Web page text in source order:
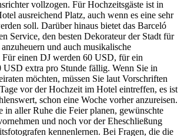
vollzogen. Für Hochzeitsgäste ist in
ausreichend Platz, auch wenn es eine sehr
soll. Darüber hinaus bietet das Barceló
Service, den besten Dekorateur der Stadt für
und auch musikalische
einen DJ werden 60 USD, für ein
extra pro Stunde fällig. Wenn Sie in
möchten, müssen Sie laut Vorschriften
vor der Hochzeit im Hotel eintreffen, es ist
schon eine Woche vorher anzureisen.
in aller Ruhe die Feier planen, gewünschte
und noch vor der Eheschließung
kennenlernen. Bei Fragen, die die